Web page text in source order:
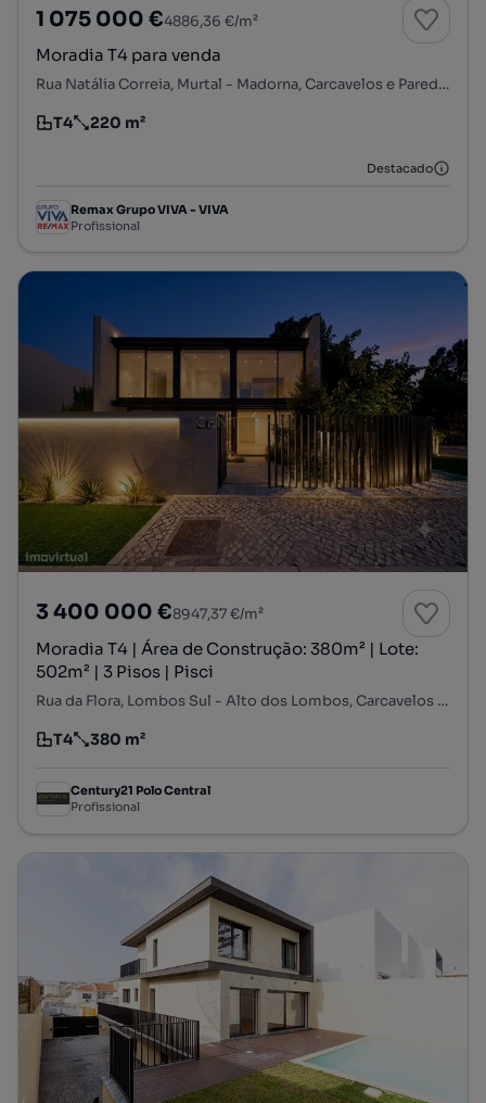
1 075 000 €4886,36 €/m²
Moradia T4 para venda
Rua Natália Correia, Murtal - Madorna, Carcavelos e Parede, Cascais, Lisboa
Tipologia
T4
Preço por metro quadrado
220 m²
Destacado
Remax Grupo VIVA - VIVA
Profissional
3 400 000 €8947,37 €/m²
Moradia T4 | Área de Construção: 380m² | Lote:
502m² | 3 Pisos | Pisci
Rua da Flora, Lombos Sul - Alto dos Lombos, Carcavelos e Parede, Cascais, Lisboa
Tipologia
T4
Preço por metro quadrado
380 m²
Century21 Polo Central
Profissional